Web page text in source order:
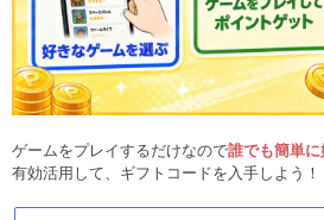
ゲームをプレイするだけなので誰でも簡単に
有効活用して、ギフトコードを入手しよう！